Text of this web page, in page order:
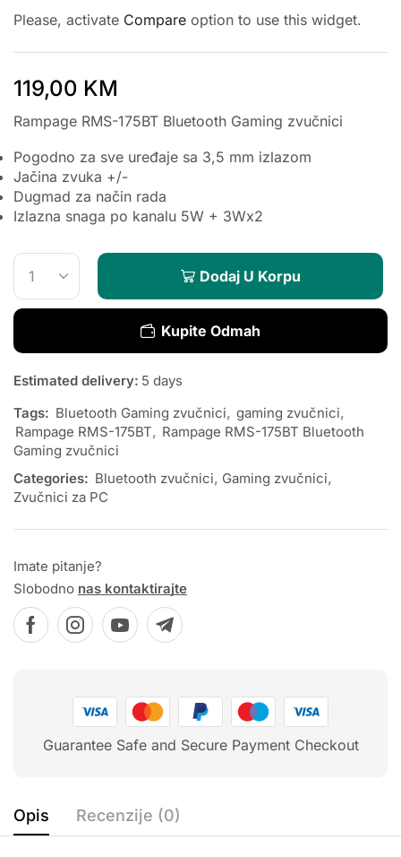
Please, activate Compare option to use this widget.
119,00 KM
Rampage RMS-175BT Bluetooth Gaming zvučnici
Pogodno za sve uređaje sa 3,5 mm izlazom
Jačina zvuka +/-
Dugmad za način rada
Izlazna snaga po kanalu 5W + 3Wx2
Dodaj U Korpu
Kupite Odmah
Estimated delivery: 5 days
Tags: Bluetooth Gaming zvučnici, gaming zvučnici,
Rampage RMS-175BT, Rampage RMS-175BT Bluetooth
Gaming zvučnici
Categories: Bluetooth zvučnici, Gaming zvučnici,
Zvučnici za PC
Imate pitanje?
Slobodno nas kontaktirajte
Guarantee Safe and Secure Payment Checkout
Opis Recenzije (0)